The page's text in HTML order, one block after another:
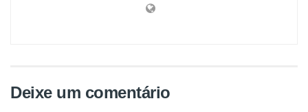
Deixe um comentário